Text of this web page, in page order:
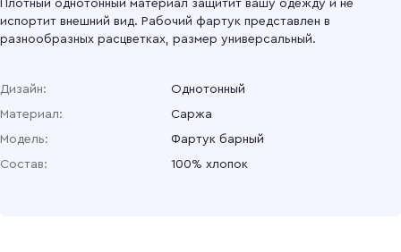
Плотный однотонный материал защитит вашу одежду и не
испортит внешний вид. Рабочий фартук представлен в
разнообразных расцветках, размер универсальный.
Дизайн:
Однотонный
Материал:
Саржа
Модель:
Фартук барный
Состав:
100% хлопок